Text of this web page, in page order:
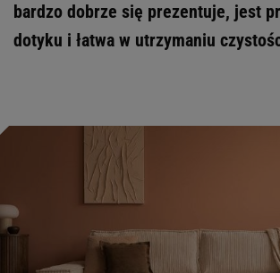
bardzo dobrze się prezentuje, jest
dotyku i łatwa w utrzymaniu